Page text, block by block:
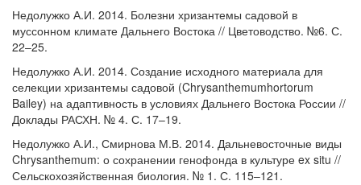
Недолужко А.И. 2014. Болезни хризантемы садовой в
муссонном климате Дальнего Востока // Цветоводство. №6. С.
22–25.
Недолужко А.И. 2014. Создание исходного материала для
селекции хризантемы садовой (Chrysanthemumhortorum
Bailey) на адаптивность в условиях Дальнего Востока России //
Доклады РАСХН. № 4. С. 17–19.
Недолужко А.И., Смирнова М.В. 2014. Дальневосточные виды
Chrysanthemum: о сохранении генофонда в культуре ex situ //
Сельскохозяйственная биология. № 1. С. 115–121.